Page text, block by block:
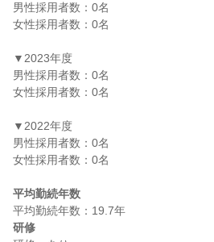
男性採用者数：0名
女性採用者数：0名
▼2023年度
男性採用者数：0名
女性採用者数：0名
▼2022年度
男性採用者数：0名
女性採用者数：0名
平均勤続年数
研修